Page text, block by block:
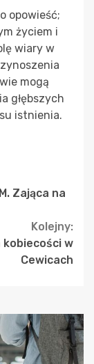
opowieść;
życiem i
wiary w
mogą
głębszych
istnienia.
Zająca na
Kolejny:
kobiecości w
Cewicach